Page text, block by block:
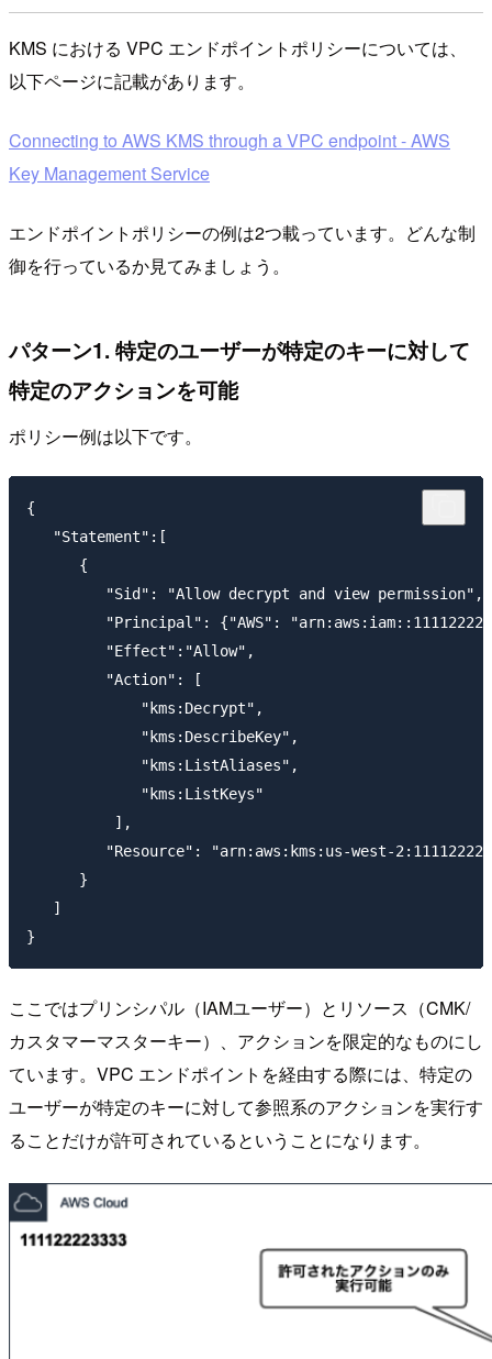
KMS における VPC エンドポイントポリシーについては、
以下ページに記載があります。
Connecting to AWS KMS through a VPC endpoint - AWS
Key Management Service
エンドポイントポリシーの例は2つ載っています。どんな制
御を行っているか見てみましょう。
パターン1. 特定のユーザーが特定のキーに対して
特定のアクションを可能
ポリシー例は以下です。
{
   "Statement":[
      {
         "Sid": "Allow decrypt and view permission",
"Principal": {"AWS":
         "Effect":"Allow",
         "Action": [
             "kms:Decrypt",
             "kms:DescribeKey",
             "kms:ListAliases",
             "kms:ListKeys"
          ],
"Resource": "arn:aws:kms:us-west-
      }
   ]
ここではプリンシパル（IAMユーザー）とリソース（CMK/
カスタマーマスターキー）、アクションを限定的なものにし
ています。VPC エンドポイントを経由する際には、特定の
ユーザーが特定のキーに対して参照系のアクションを実行す
ることだけが許可されているということになります。